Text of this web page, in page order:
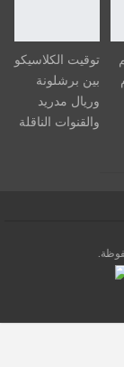
توقيت الكلاسيكو
بين برشلونة
وريال مدريد
والقنوات الناقلة